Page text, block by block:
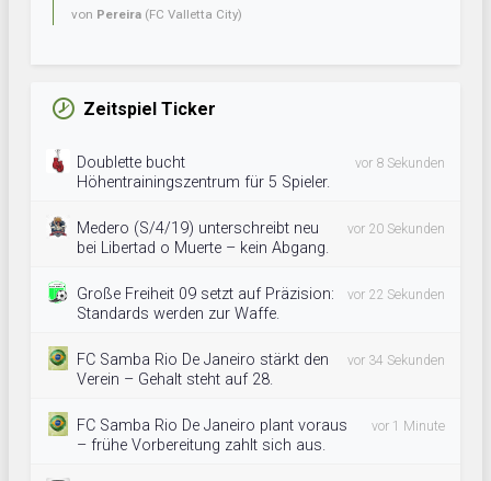
von Pereira (FC Valletta City)
Zeitspiel Ticker
Doublette bucht
Höhentrainingszentrum für 5 Spieler.
vor 8 Sekunden
Medero (S/4/19) unterschreibt neu
bei Libertad o Muerte – kein Abgang.
vor 20 Sekunden
Große Freiheit 09 setzt auf Präzision:
Standards werden zur Waffe.
vor 22 Sekunden
FC Samba Rio De Janeiro stärkt den
Verein – Gehalt steht auf 28.
vor 34 Sekunden
FC Samba Rio De Janeiro plant voraus
– frühe Vorbereitung zahlt sich aus.
vor 1 Minute